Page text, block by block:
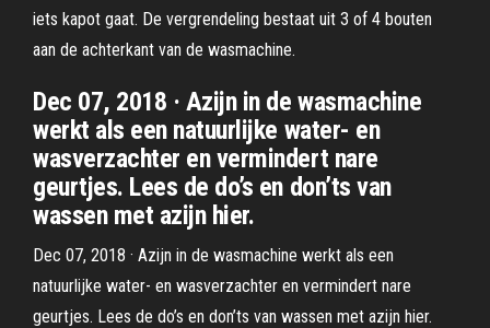
iets kapot gaat. De vergrendeling bestaat uit 3 of 4 bouten
aan de achterkant van de wasmachine.
Dec 07, 2018 · Azijn in de wasmachine
werkt als een natuurlijke water- en
wasverzachter en vermindert nare
geurtjes. Lees de do’s en don’ts van
wassen met azijn hier.
Dec 07, 2018 · Azijn in de wasmachine werkt als een
natuurlijke water- en wasverzachter en vermindert nare
geurtjes. Lees de do’s en don’ts van wassen met azijn hier.